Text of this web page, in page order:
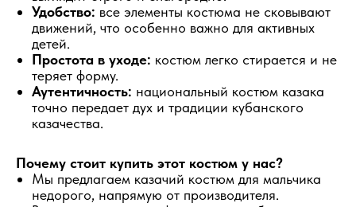
Удобство: все элементы костюма не сковывают
движений, что особенно важно для активных
детей.
Простота в уходе: костюм легко стирается и не
теряет форму.
Аутентичность: национальный костюм казака
точно передает дух и традиции кубанского
казачества.
Почему стоит купить этот костюм у нас?
Мы предлагаем казачий костюм для мальчика
недорого, напрямую от производителя.